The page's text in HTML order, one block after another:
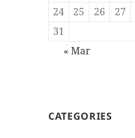
24
25 26 27
31
« Mar
CATEGORIES